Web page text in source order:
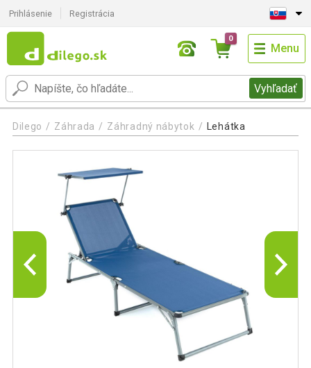
Prihlásenie Registrácia
Vyhľadať
0
Menu
Dilego Záhrada Záhradný nábytok Lehátka